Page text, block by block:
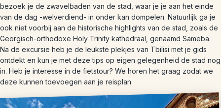
bezoek je de zwavelbaden van de stad, waar je je aan het einde
van de dag -welverdiend- in onder kan dompelen. Natuurlijk ga je
ook niet voorbij aan de historische highlights van de stad, zoals de
Georgisch-orthodoxe Holy Trinity kathedraal, genaamd Sameba.
Na de excursie heb je de leukste plekjes van Tbilisi met je gids
ontdekt en kun je met deze tips op eigen gelegenheid de stad nog
in. Heb je interesse in de fietstour? We horen het graag zodat we
deze kunnen toevoegen aan je reisplan.